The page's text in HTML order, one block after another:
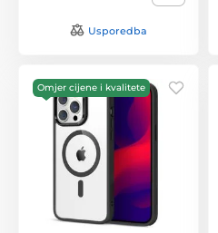
Usporedba
Omjer cijene i kvalitete